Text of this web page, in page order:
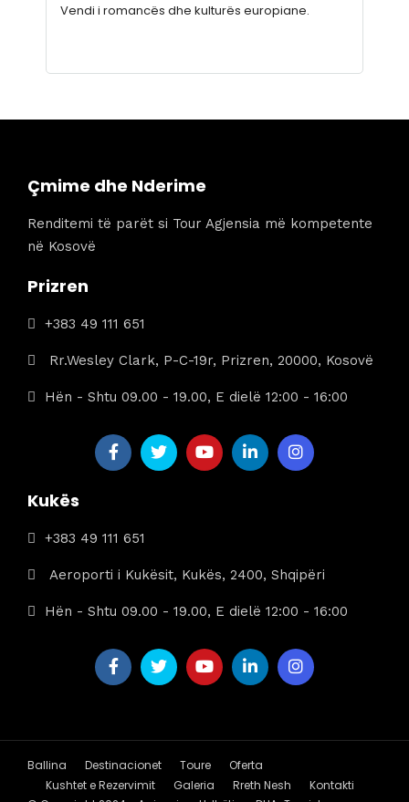
Vendi i romancës dhe kulturës europiane.
Çmime dhe Nderime
Renditemi të parët si Tour Agjensia më kompetente
në Kosovë
Prizren
+383 49 111 651
Rr.Wesley Clark, P-C-19r, Prizren, 20000, Kosovë
Hën - Shtu 09.00 - 19.00, E dielë 12:00 - 16:00
Kukës
+383 49 111 651
Aeroporti i Kukësit, Kukës, 2400, Shqipëri
Hën - Shtu 09.00 - 19.00, E dielë 12:00 - 16:00
Ballina Destinacionet Toure
Oferta
Kushtet e Rezervimit
Galeria Rreth Nesh
Kontakti